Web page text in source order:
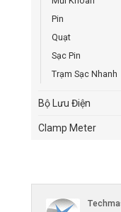
Pin
Quạt
Sạc Pin
Trạm Sạc Nhanh
Bộ Lưu Điện
Clamp Meter